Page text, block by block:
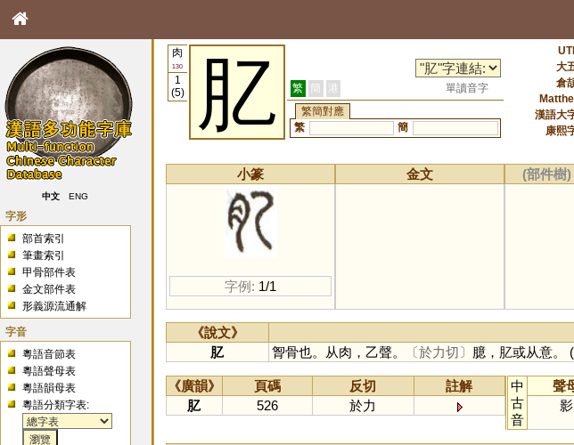
中文 ENG
字形
部首索引
筆畫索引
甲骨部件表
金文部件表
形義源流通解
字音
粵語音節表
粵語聲母表
粵語韻母表
粵語分類字表:
肉
130
1
(5)
肊 繁 簡 港
單讀音字
繁簡對應
繁
簡
大
倉
漢語大
康熙
小篆
字例: 1/1
金文 (部件樹)
《說文》
肊
胷骨也。从肉，乙聲。 〔於力切〕 臆，肊或从意。
《廣韻》 頁碼 反切
註解
肊
526 於力
中
古
音
聲
影